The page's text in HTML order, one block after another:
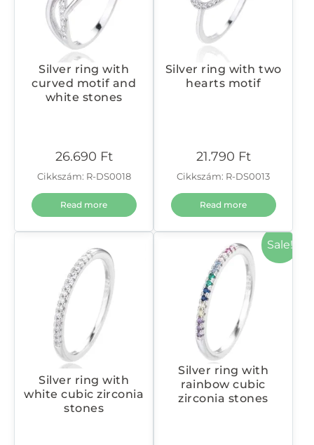
Silver ring with
curved motif and
white stones
26.690 Ft
Cikkszám: R-DS0018
Read more
Silver ring with two
hearts motif
21.790 Ft
Cikkszám: R-DS0013
Read more
Silver ring with
white cubic zirconia
stones
Sale!
Silver ring with
rainbow cubic
zirconia stones